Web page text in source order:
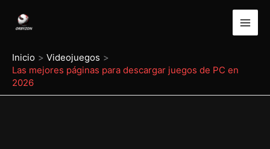
Inicio
Videojuegos
Las mejores páginas para descargar juegos de PC en
2026